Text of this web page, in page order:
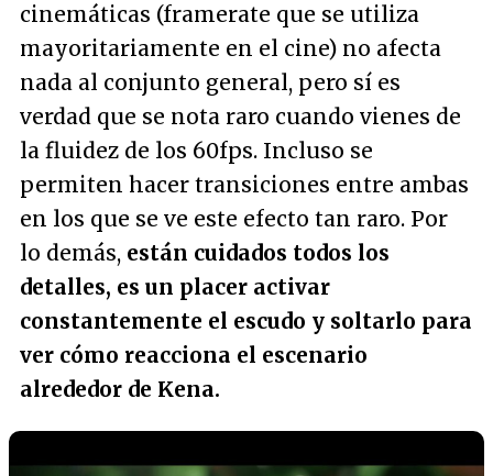
cinemáticas (framerate que se utiliza
mayoritariamente en el cine) no afecta
nada al conjunto general, pero sí es
verdad que se nota raro cuando vienes de
la fluidez de los 60fps. Incluso se
permiten hacer transiciones entre ambas
en los que se ve este efecto tan raro. Por
lo demás, están cuidados todos los
detalles, es un placer activar
constantemente el escudo y soltarlo para
ver cómo reacciona el escenario
alrededor de Kena.